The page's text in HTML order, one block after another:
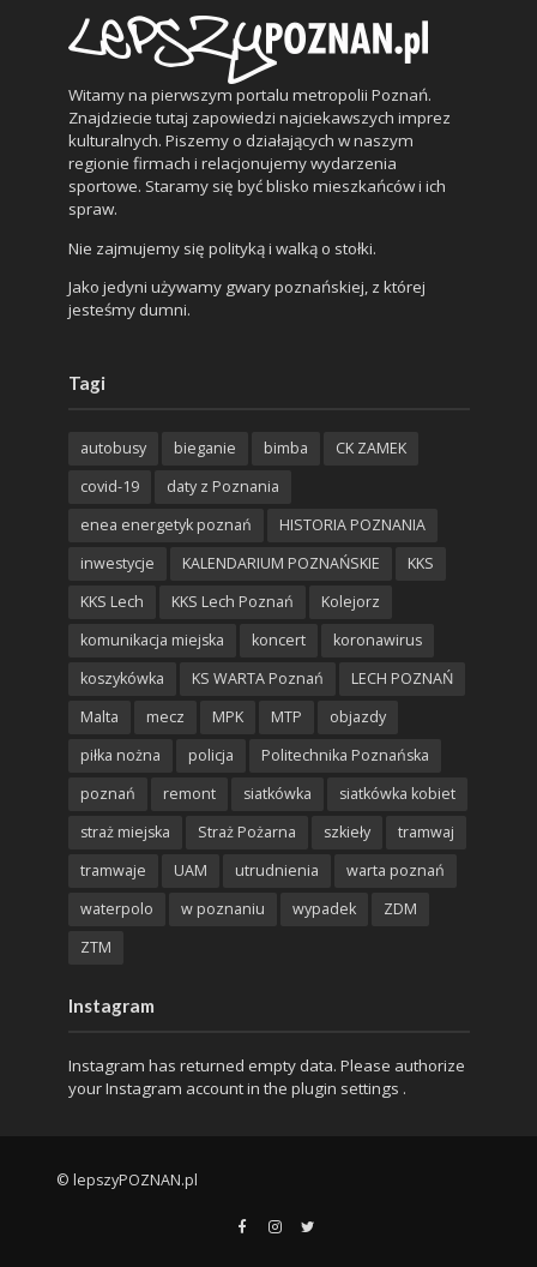
Witamy na pierwszym portalu metropolii Poznań.
Znajdziecie tutaj zapowiedzi najciekawszych imprez
kulturalnych. Piszemy o działających w naszym
regionie firmach i relacjonujemy wydarzenia
sportowe. Staramy się być blisko mieszkańców i ich
spraw.
Nie zajmujemy się polityką i walką o stołki.
Jako jedyni używamy gwary poznańskiej, z której
jesteśmy dumni.
Tagi
autobusy bieganie bimba
CK ZAMEK
covid-19
daty z Poznania
enea energetyk poznań
HISTORIA POZNANIA
inwestycje
KALENDARIUM POZNAŃSKIE
KKS
KKS Lech
KKS Lech Poznań
Kolejorz
komunikacja miejska
koncert
koronawirus
koszykówka
KS WARTA Poznań
LECH POZNAŃ
Malta
mecz MPK MTP
objazdy
piłka nożna
policja
Politechnika Poznańska
poznań
remont siatkówka
siatkówka kobiet
straż miejska
Straż Pożarna szkieły
tramwaj
tramwaje
UAM utrudnienia
warta poznań
waterpolo
w poznaniu wypadek
ZDM
ZTM
Instagram
Instagram has returned empty data. Please authorize
your Instagram account in the plugin settings .
© lepszyPOZNAN.pl